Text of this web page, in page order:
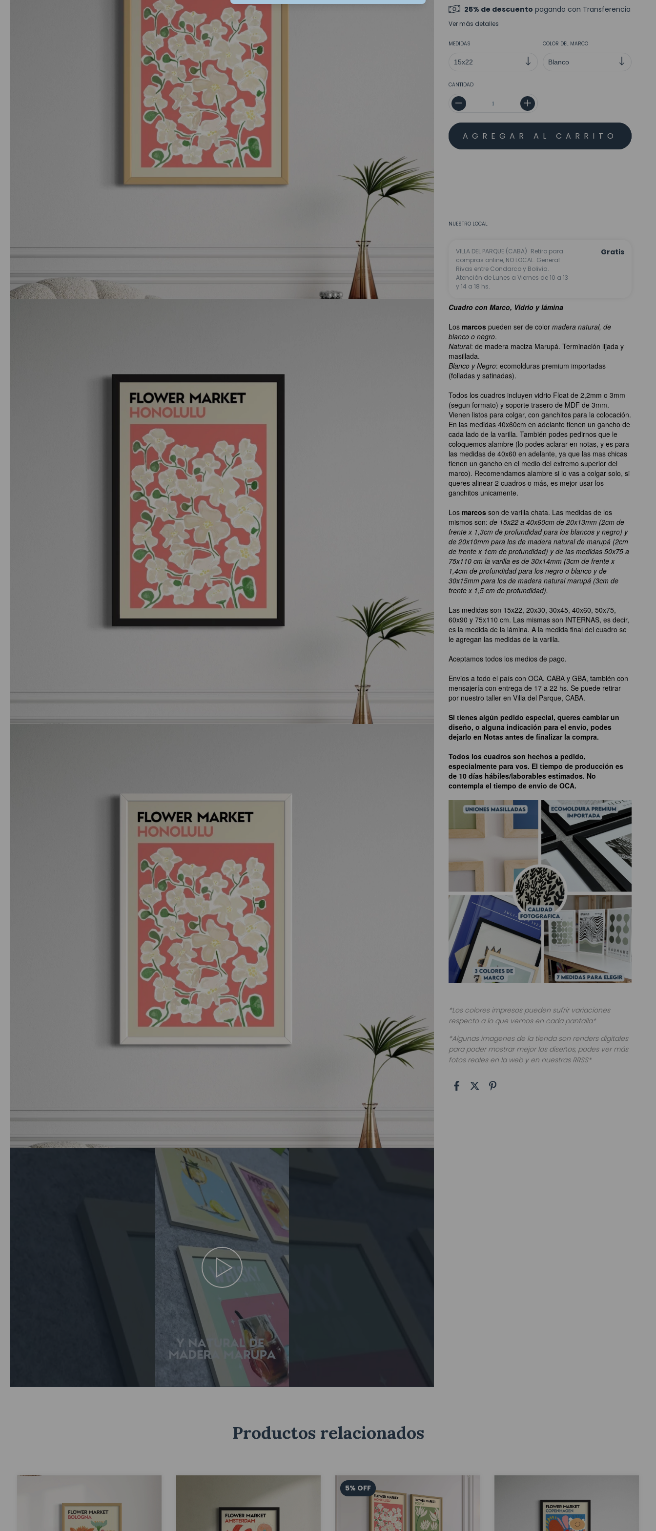
25% de descuento pagando con Transferencia
Ver más detalles
MEDIDAS COLOR DEL MARCO
CANTIDAD
NUESTRO LOCAL
VILLA DEL PARQUE (CABA) Retiro para
compras online, NO LOCAL. General
Rivas entre Condarco y Bolivia.
Atención de Lunes a Viernes de 10 a 13
y 14 a 18 hs.
Gratis
Cuadro con Marco, Vidrio y lámina
Losmarcos pueden ser de colormadera natural, de
blanco o negro.
Natural: de madera maciza Marupá. Terminación lijada y
masillada.
Blanco y Negro: ecomolduras premium importadas
(foliadas y satinadas).
Todos los cuadros incluyen vidrio Float de 2,2mm o 3mm
(segun formato) y soporte trasero de MDF de 3mm.
Vienen listos para colgar, con ganchitos para la colocación.
En las medidas 40x60cm en adelante tienen un gancho de
cada lado de la varilla. También podes pedirnos que le
coloquemos alambre (lo podes aclarar en notas, y es para
las medidas de 40x60 en adelante, ya que las mas chicas
tienen un gancho en el medio del extremo superior del
marco). Recomendamos alambre si lo vas a colgar solo, si
queres alinear 2 cuadros o más, es mejor usar los
ganchitos unicamente.
Losmarcosson de varilla chata. Las medidas de los
mismos son:de 15x22 a 40x60cm de 20x13mm (2cm de
frente x 1,3cm de profundidad para los blancos y negro) y
de 20x10mm para los de madera natural de marupá (2cm
de frente x 1cm de profundidad) y de las medidas 50x75 a
75x110 cm la varilla es de 30x14mm (3cm de frente x
1,4cm de profundidad para los negro o blanco y de
30x15mm para los de madera natural marupá (3cm de
frente x 1,5 cm de profundidad).
Las medidas son 15x22, 20x30, 30x45, 40x60, 50x75,
60x90 y 75x110 cm. Las mismas son INTERNAS, es decir,
es la medida de la lámina. A la medida final del cuadro se
le agregan las medidas de la varilla.
Aceptamos todos los medios de pago.
Envios a todo el país con OCA. CABA y GBA, también con
mensajería con entrega de 17 a 22 hs. Se puede retirar
por nuestro taller en Villa del Parque, CABA.
Si tienes algún pedido especial, queres cambiar un
diseño, o alguna indicación para el envio, podes
dejarlo en Notas antes de finalizar la compra.
Todos los cuadros son hechos a pedido,
especialmente para vos. El tiempo de producción es
de 10 días hábiles/laborables estimados. No
contempla el tiempo de envio de OCA.
*Los colores impresos pueden sufrir variaciones
respecto a lo que vemos en cada pantalla*
*Algunas imagenes de la tienda son renders digitales
para poder mostrar mejor los diseños, podes ver más
fotos reales en la web y en nuestras RRSS*
Productos relacionados
5% OFF